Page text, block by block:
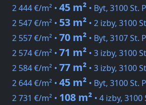
2 444 €/m² • 45 m² • Byt, 3100 St.
2 547 €/m² • 53 m² • 2 izby, 3100
2 557 €/m² • 70 m² • Byt, 3107 St.
2 574 €/m² • 71 m² • 3 izby, 3100
2 584 €/m² • 77 m² • 3 izby, 3100
2 644 €/m² • 45 m² • Byt, 3100 St.
2 731 €/m² • 108 m² • 4 izby, 3100